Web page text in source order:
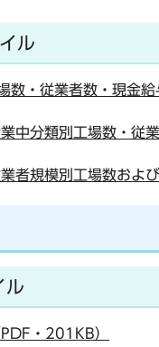
ル
数・従業者数・現金給
中分類別工場数・従
者規模別工場数およ
ル
・201KB）